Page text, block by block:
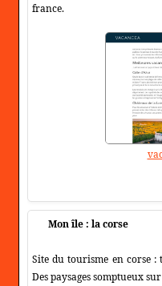
france.
Mon île : la corse
Site du tourisme en corse
Des paysages somptueux